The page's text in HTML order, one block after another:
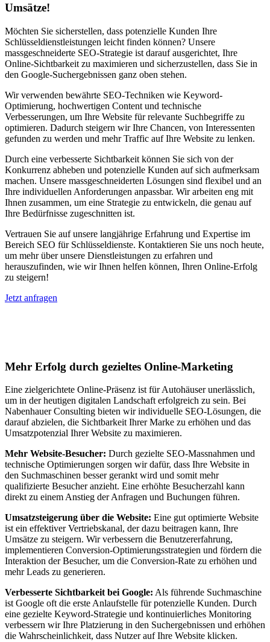
Umsätze!
Möchten Sie sicherstellen, dass potenzielle Kunden Ihre
Schlüsseldienstleistungen leicht finden können? Unsere
massgeschneiderte SEO-Strategie ist darauf ausgerichtet, Ihre
Online-Sichtbarkeit zu maximieren und sicherzustellen, dass Sie in
den Google-Suchergebnissen ganz oben stehen.
Wir verwenden bewährte SEO-Techniken wie Keyword-
Optimierung, hochwertigen Content und technische
Verbesserungen, um Ihre Website für relevante Suchbegriffe zu
optimieren. Dadurch steigern wir Ihre Chancen, von Interessenten
gefunden zu werden und mehr Traffic auf Ihre Website zu lenken.
Durch eine verbesserte Sichtbarkeit können Sie sich von der
Konkurrenz abheben und potenzielle Kunden auf sich aufmerksam
machen. Unsere massgeschneiderten Lösungen sind flexibel und an
Ihre individuellen Anforderungen anpassbar. Wir arbeiten eng mit
Ihnen zusammen, um eine Strategie zu entwickeln, die genau auf
Ihre Bedürfnisse zugeschnitten ist.
Vertrauen Sie auf unsere langjährige Erfahrung und Expertise im
Bereich SEO für Schlüsseldienste. Kontaktieren Sie uns noch heute,
um mehr über unsere Dienstleistungen zu erfahren und
herauszufinden, wie wir Ihnen helfen können, Ihren Online-Erfolg
zu steigern!
Jetzt anfragen
Mehr Erfolg durch gezieltes Online-Marketing
Eine zielgerichtete Online-Präsenz ist für Autohäuser unerlässlich,
um in der heutigen digitalen Landschaft erfolgreich zu sein. Bei
Nabenhauer Consulting bieten wir individuelle SEO-Lösungen, die
darauf abzielen, die Sichtbarkeit Ihrer Marke zu erhöhen und das
Umsatzpotenzial Ihrer Website zu maximieren.
Mehr Website-Besucher: Durch gezielte SEO-Massnahmen und
technische Optimierungen sorgen wir dafür, dass Ihre Website in
den Suchmaschinen besser gerankt wird und somit mehr
qualifizierte Besucher anzieht. Eine erhöhte Besucherzahl kann
direkt zu einem Anstieg der Anfragen und Buchungen führen.
Umsatzsteigerung über die Website: Eine gut optimierte Website
ist ein effektiver Vertriebskanal, der dazu beitragen kann, Ihre
Umsätze zu steigern. Wir verbessern die Benutzererfahrung,
implementieren Conversion-Optimierungsstrategien und fördern die
Interaktion der Besucher, um die Conversion-Rate zu erhöhen und
mehr Leads zu generieren.
Verbesserte Sichtbarkeit bei Google: Als führende Suchmaschine
ist Google oft die erste Anlaufstelle für potenzielle Kunden. Durch
eine gezielte Keyword-Strategie und kontinuierliches Monitoring
verbessern wir Ihre Platzierung in den Suchergebnissen und erhöhen
die Wahrscheinlichkeit, dass Nutzer auf Ihre Website klicken.